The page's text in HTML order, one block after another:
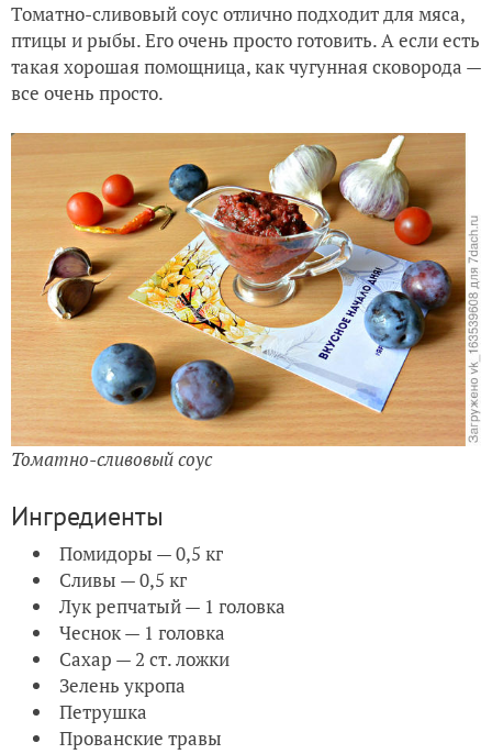
Томатно-сливовый соус отлично подходит для мяса,
птицы и рыбы. Его очень просто готовить. А если есть
такая хорошая помощница, как чугунная сковорода —
все очень просто.
Томатно-сливовый соус
Ингредиенты
Помидоры — 0,5 кг
Сливы — 0,5 кг
Лук репчатый — 1 головка
Чеснок — 1 головка
Сахар — 2 ст. ложки
Зелень укропа
Петрушка
Прованские травы